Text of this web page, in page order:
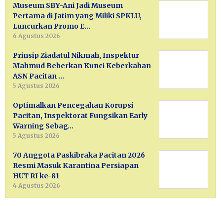
Museum SBY-Ani Jadi Museum
Pertama di Jatim yang Miliki SPKLU,
Luncurkan Promo E…
6 Agustus 2026
Prinsip Ziadatul Nikmah, Inspektur
Mahmud Beberkan Kunci Keberkahan
ASN Pacitan …
5 Agustus 2026
Optimalkan Pencegahan Korupsi
Pacitan, Inspektorat Fungsikan Early
Warning Sebag…
5 Agustus 2026
70 Anggota Paskibraka Pacitan 2026
Resmi Masuk Karantina Persiapan
HUT RI ke-81
4 Agustus 2026